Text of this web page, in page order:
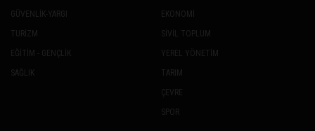
GÜVENLİK-YARGI
TURİZM
EĞİTİM - GENÇLİK
SAĞLIK
EKONOMİ
SİVİL TOPLUM
YEREL YÖNETİM
TARIM
ÇEVRE
SPOR